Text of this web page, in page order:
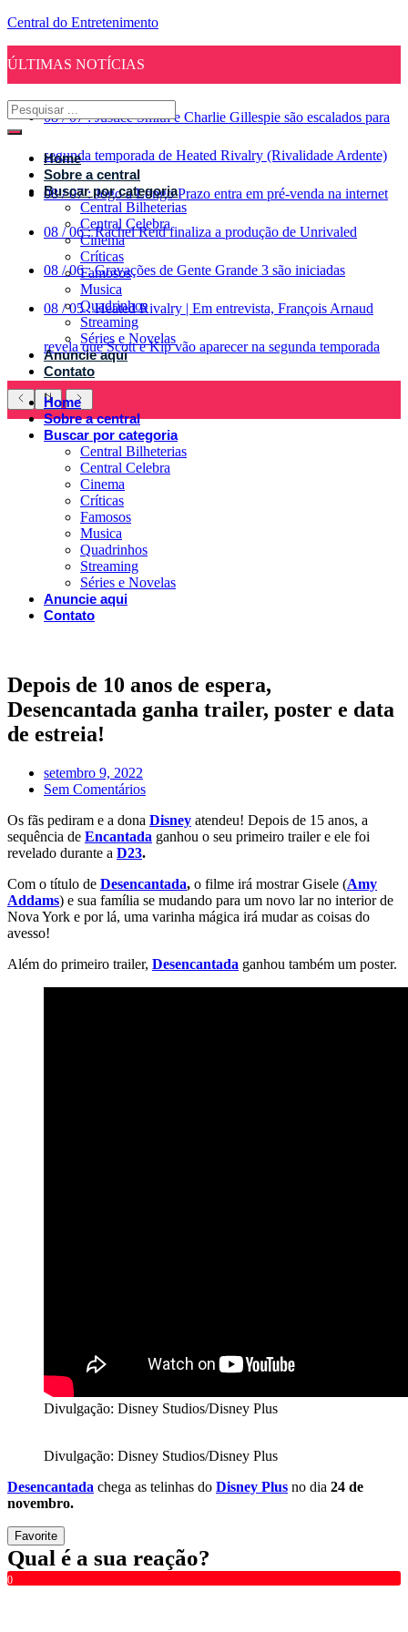
Central do Entretenimento
ÚLTIMAS NOTÍCIAS
08 / 07 : Justice Smith e Charlie Gillespie são escalados para
segunda temporada de Heated Rivalry (Rivalidade Ardente)
08 / 07 : Jogo a Longo Prazo entra em pré-venda na internet
08 / 06 : Rachel Reid finaliza a produção de Unrivaled
08 / 06 : Gravações de Gente Grande 3 são iniciadas
08 / 05 : Heated Rivalry | Em entrevista, François Arnaud
revela que Scott e Kip vão aparecer na segunda temporada
Home
Sobre a central
Buscar por categoria
Central Bilheterias
Central Celebra
Cinema
Críticas
Famosos
Musica
Quadrinhos
Streaming
Séries e Novelas
Anuncie aqui
Contato
Home
Sobre a central
Buscar por categoria
Central Bilheterias
Central Celebra
Cinema
Críticas
Famosos
Musica
Quadrinhos
Streaming
Séries e Novelas
Anuncie aqui
Contato
Depois de 10 anos de espera,
Desencantada ganha trailer, poster e data
de estreia!
setembro 9, 2022
Sem Comentários
Os fãs pediram e a dona Disney atendeu! Depois de 15 anos, a
sequência de Encantada ganhou o seu primeiro trailer e ele foi
revelado durante a D23.
Com o título de Desencantada, o filme irá mostrar Gisele (Amy
Addams) e sua família se mudando para um novo lar no interior de
Nova York e por lá, uma varinha mágica irá mudar as coisas do
avesso!
Além do primeiro trailer, Desencantada ganhou também um poster.
Divulgação: Disney Studios/Disney Plus
Divulgação: Disney Studios/Disney Plus
Desencantada chega as telinhas do Disney Plus no dia 24 de
novembro.
Favorite
Qual é a sua reação?
0